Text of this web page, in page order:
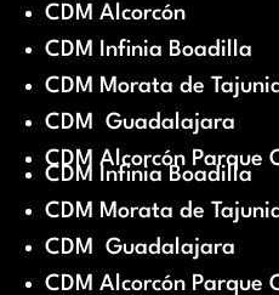
CDM Alcorcón
CDM Infinia Boadilla
CDM Morata de
CDM Guadalajara
CDM Alcorcón Parque
CDM Infinia Boadilla
CDM Morata de
CDM Guadalajara
CDM Alcorcón Parque